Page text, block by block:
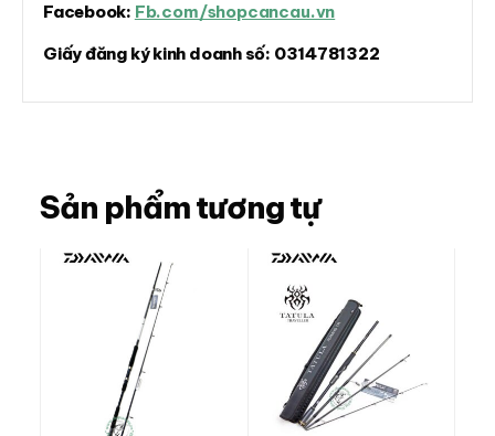
Facebook: Fb.com/shopcancau.vn
Giấy đăng ký kinh doanh số: 0314781322
Sản phẩm tương tự